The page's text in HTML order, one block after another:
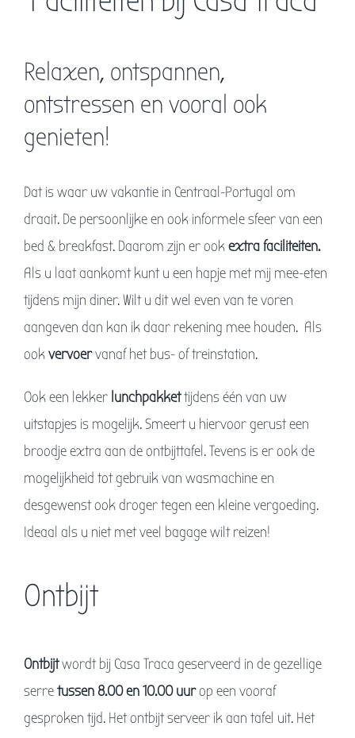
Relaxen, ontspannen,
ontstressen en vooral ook
genieten!
Dat is waar uw vakantie in Centraal-Portugal om
draait. De persoonlijke en ook informele sfeer van een
bed & breakfast. Daarom zijn er ookextra faciliteiten.
Als u laat aankomt kunt u een hapje met mij mee-eten
tijdens mijn diner. Wilt u dit wel even van te voren
aangeven dan kan ik daar rekening mee houden. Als
ookvervoervanaf het bus- of treinstation.
Ook een lekker lunchpakkettijdens één van uw
uitstapjes is mogelijk. Smeert u hiervoor gerust een
broodje extra aan de ontbijttafel. Tevens is er ook de
mogelijkheid tot gebruik van wasmachine en
desgewenst ook droger tegen een kleine vergoeding.
Ideaal als u niet met veel bagage wilt reizen!
Ontbijt
Ontbijtwordt bij Casa Traca geserveerd in de gezellige
serretussen 8.00 en 10.00 uurop een vooraf
gesproken tijd. Het ontbijt serveer ik aan tafel uit. Het